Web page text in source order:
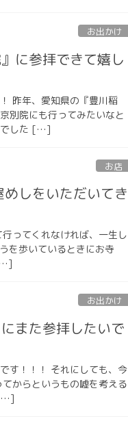
お出かけ
に参拝できて嬉し
昨年、愛知県の『豊川稲
別院にも行ってみたいなと
でした […]
お店
しをいただいてき
ってくれなければ、一生し
を歩いているときにお寺
お出かけ
また参拝したいで
す！！！ それにしても、今
からというもの嘘を考える
[…]